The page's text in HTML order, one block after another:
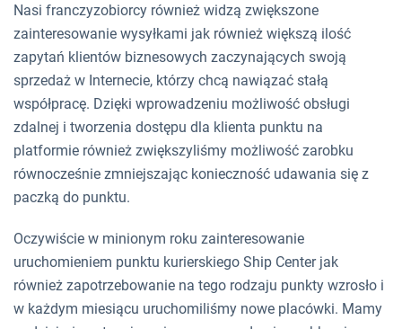
Nasi franczyzobiorcy również widzą zwiększone
zainteresowanie wysyłkami jak również większą ilość
zapytań klientów biznesowych zaczynających swoją
sprzedaż w Internecie, którzy chcą nawiązać stałą
współpracę. Dzięki wprowadzeniu możliwość obsługi
zdalnej i tworzenia dostępu dla klienta punktu na
platformie również zwiększyliśmy możliwość zarobku
równocześnie zmniejszając konieczność udawania się z
paczką do punktu.
Oczywiście w minionym roku zainteresowanie
uruchomieniem punktu kurierskiego Ship Center jak
również zapotrzebowanie na tego rodzaju punkty wzrosło i
w każdym miesiącu uruchomiliśmy nowe placówki. Mamy